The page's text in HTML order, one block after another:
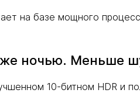
на базе мощного
ночью. Меньше
10-битном HDR и